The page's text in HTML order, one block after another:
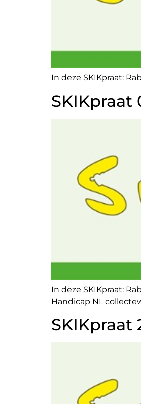
In deze SKIKpraat:
SKIKpraat
In deze SKIKpraat:
Handicap NL
SKIKpraat